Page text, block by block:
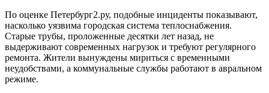
По оценке Петербург2.ру, подобные инциденты показывают,
насколько уязвима городская система теплоснабжения.
Старые трубы, проложенные десятки лет назад, не
выдерживают современных нагрузок и требуют регулярного
ремонта. Жители вынуждены мириться с временными
неудобствами, а коммунальные службы работают в авральном
режиме.